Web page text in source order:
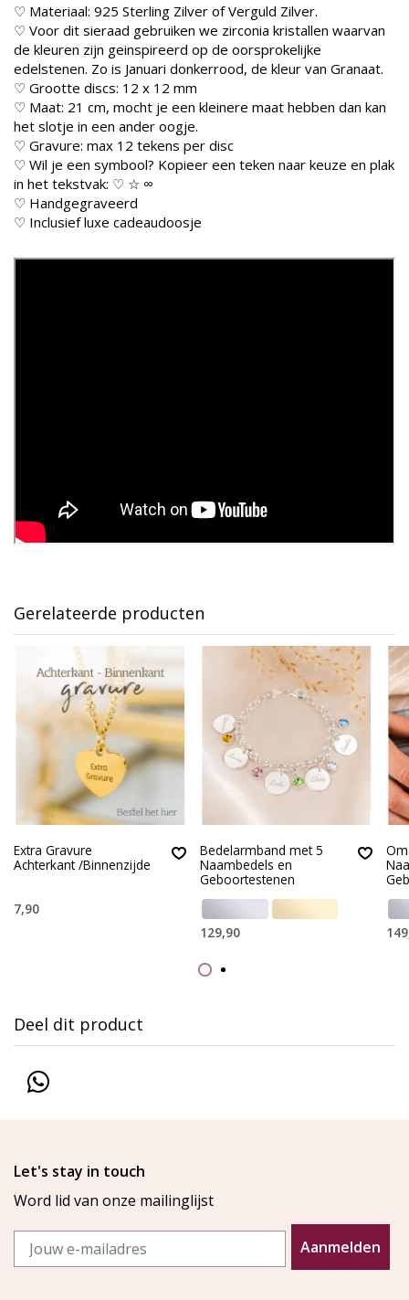
♡ Materiaal: 925 Sterling Zilver of Verguld Zilver.
♡ Voor dit sieraad gebruiken we zirconia kristallen waarvan
de kleuren zijn geinspireerd op de oorsprokelijke
edelstenen. Zo is Januari donkerrood, de kleur van Granaat.
♡ Grootte discs: 12 x 12 mm
♡ Maat: 21 cm, mocht je een kleinere maat hebben dan kan
het slotje in een ander oogje.
♡ Gravure: max 12 tekens per disc
♡ Wil je een symbool? Kopieer een teken naar keuze en plak
in het tekstvak: ♡ ☆ ∞
♡ Handgegraveerd
♡ Inclusief luxe cadeaudoosje
Gerelateerde producten
Extra Gravure
Achterkant /Binnenzijde
7,90
Bedelarmband met 5
Naambedels en
Geboortestenen
129,90
Deel dit product
Let's stay in touch
Word lid van onze mailinglijst
Email
Aanmelden